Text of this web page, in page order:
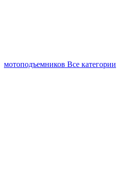
мотоподъемников Все категории